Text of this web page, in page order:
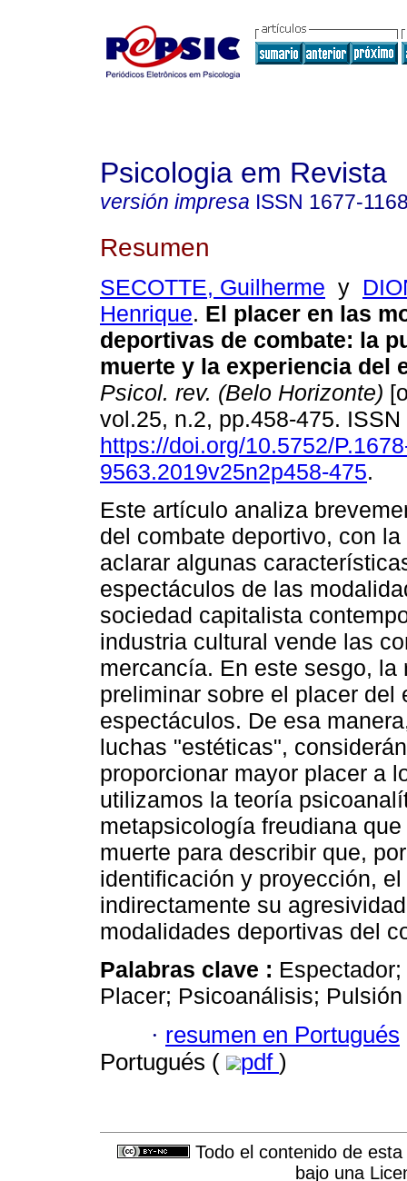
Psicologia em Revista
versión impresa ISSN 1677-
Resumen
SECOTTE, Guilherme y
Henrique. El placer en las
deportivas de combate: la
muerte y la experiencia del
Psicol. rev. (Belo Horizonte)
vol.25, n.2, pp.458-475.
https://doi.org/10.5752/
9563.2019v25n2p458-475.
Este artículo analiza
del combate deportivo, con
aclarar algunas
espectáculos de las
sociedad capitalista
industria cultural vende las
mercancía. En este sesgo,
preliminar sobre el placer
espectáculos. De esa
luchas "estéticas",
proporcionar mayor placer a
utilizamos la teoría
metapsicología freudiana
muerte para describir que,
identificación y proyección,
indirectamente su
modalidades deportivas del
Palabras clave :
Placer; Psicoanálisis;
· resumen en Portugués
Portugués (
pdf )
Todo el contenido de
bajo una